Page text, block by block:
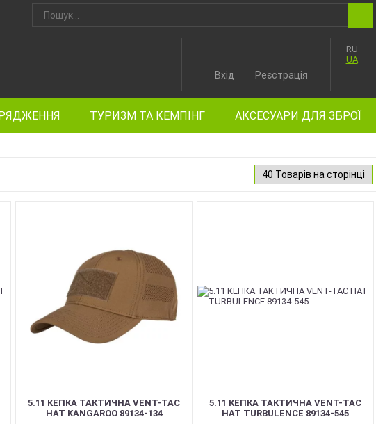
RU
UA
Вхід Реєстрація
ТУРИЗМ ТА КЕМПІНГ АКСЕСУАРИ ДЛЯ ЗБРОЇ
5.11 КЕПКА ТАКТИЧНА VENT-TAC
HAT KANGAROO 89134-134
5.11 КЕПКА ТАКТИЧНА VENT-TAC
HAT TURBULENCE 89134-545